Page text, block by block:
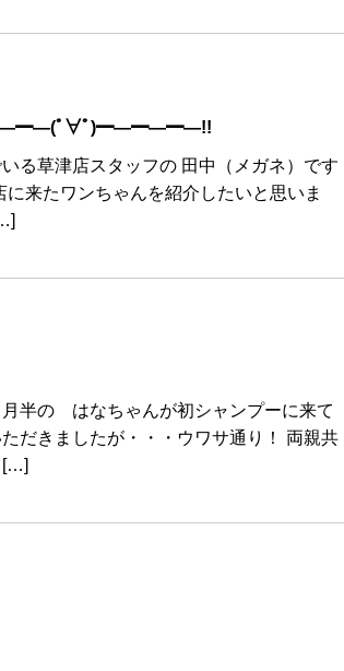
━―━―━―(ﾟ∀ﾟ)━―━―━―!!
る草津店スタッフの 田中（メガネ）です
来たワンちゃんを紹介したいと思いま
半の はなちゃんが初シャンプーに来て
だきましたが・・・ウワサ通り！ 両親共
[…]